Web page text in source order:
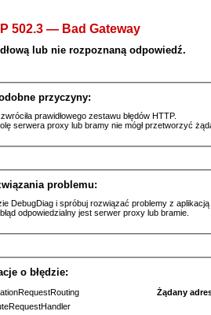
502.3 — Bad Gateway
lub nie rozpoznaną odpowiedź.
przyczyny:
prawidłowego zestawu błędów HTTP.
serwera proxy lub bramy nie mógł przetworzyć
problemu:
DebugDiag i spróbuj rozwiązać problemy z
odpowiedzialny jest serwer proxy lub bramie.
o błędzie:
Żądany